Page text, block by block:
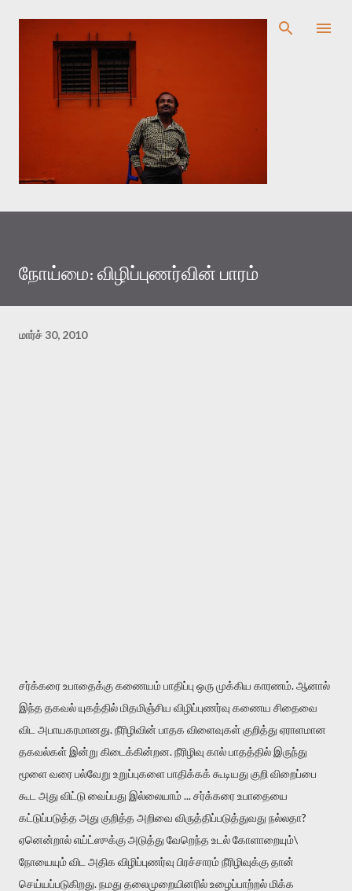
முதன்மை உள்ளடக்கத்திற்குச் செல்
நோய்மை: விழிப்புணர்வின் பாரம்
மார்ச் 30, 2010
சர்க்கரை உபாதைக்கு கணையம் பாதிப்பு ஒரு முக்கிய காரணம். ஆனால்
இந்த தகவல் யுகத்தில் மிதமிஞ்சிய விழிப்புணர்வு கணைய சிதைவை
விட அபாயகரமானது. நீரிழிவின் பாதக விளைவுகள் குறித்து ஏராளமான
தகவல்கள் இன்று கிடைக்கின்றன. நீரிழிவு கால் பாதத்தில் இருந்து
மூளை வரை பல்வேறு உறுப்புகளை பாதிக்கக் கூடியது குறி விறைப்பை
கூட அது விட்டு வைப்பது இல்லையாம் ... சர்க்கரை உபாதையை
கட்டுப்படுத்த அது குறித்த அறிவை விருத்திப்படுத்துவது நல்லதா?
ஏனென்றால் எய்ட்ஸுக்கு அடுத்து வேறெந்த உடல் கோளாறையும்\
நோயையும் விட அதிக விழிப்புணர்வு பிரச்சாரம் நீரிழிவுக்கு தான்
செய்யப்படுகிறது. நமது தலைமுறையினரில் உழைப்பாற்றல் மிக்க